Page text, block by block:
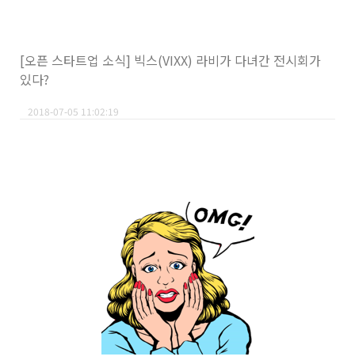
[오픈 스타트업 소식] 빅스(VIXX) 라비가 다녀간 전시회가
있다?
2018-07-05 11:02:19